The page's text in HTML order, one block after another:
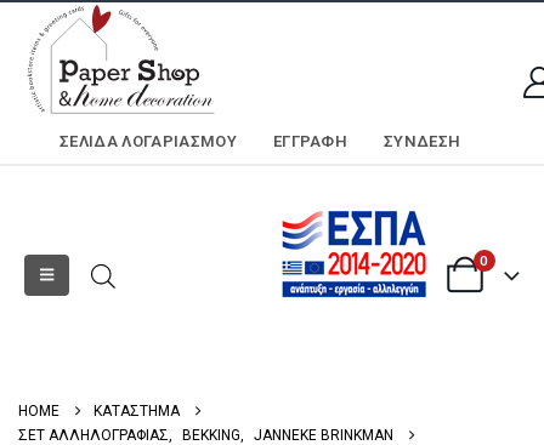
ΣΕΛΊΔΑ ΛΟΓΑΡΙΑΣΜΟΎ ΕΓΓΡΑΦΗ ΣΎΝΔΕΣΗ
0
HOME
ΚΑΤΑΣΤΗΜΑ
ΣΕΤ ΑΛΛΗΛΟΓΡΑΦΙΑΣ
BEKKING
JANNEKE BRINKMAN